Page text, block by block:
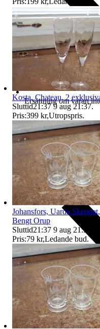
Ersättning om varan
Ersättning om du inte
Kosta, Chateau, 2
Sluttid21:37 9 aug 21:37.
Pris:399 kr,Utropspris.
Johansfors, Uarda
Bengt Orup
Sluttid21:37 9 aug 21:37
Pris:79 kr,Ledande bud.